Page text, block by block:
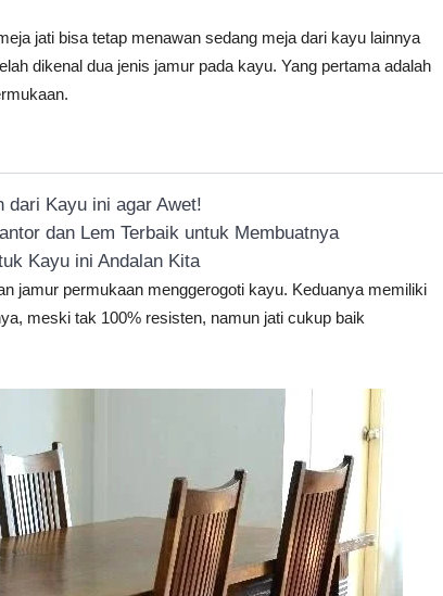
jati bisa tetap menawan sedang meja dari kayu lainnya
dikenal dua jenis jamur pada kayu. Yang pertama adalah
dari Kayu ini agar Awet!
dan Lem Terbaik untuk Membuatnya
Kayu ini Andalan Kita
jamur permukaan menggerogoti kayu. Keduanya memiliki
meski tak 100% resisten, namun jati cukup baik